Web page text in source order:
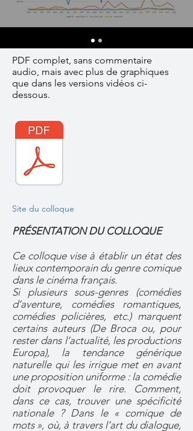
PDF complet, sans commentaire
audio, mais avec plus de graphiques
que dans les versions vidéos ci-
dessous.
Site du colloque
PRÉSENTATION DU COLLOQUE
Ce colloque vise à établir un état des
lieux contemporain du genre comique
dans le cinéma français.
Si plusieurs sous-genres (comédies
d’aventure, comédies romantiques,
comédies policières, etc.) marquent
certains auteurs (De Broca ou, pour
rester dans l’actualité, les productions
Europa), la tendance générique
naturelle qui les irrigue met en avant
une proposition uniforme : la comédie
doit provoquer le rire. Comment,
dans ce cas, trouver une spécificité
nationale ? Dans le « comique de
mots », où, à travers l’art du dialogue,